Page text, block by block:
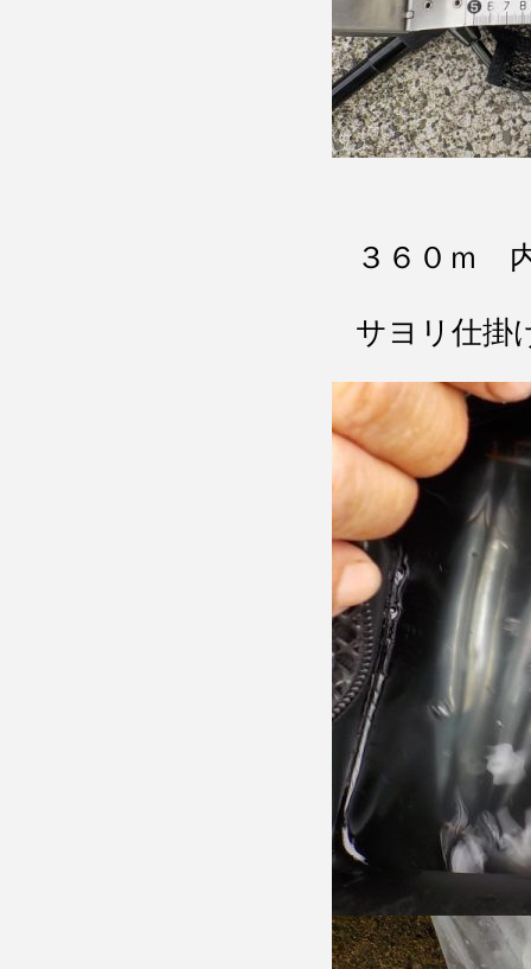
３６０ｍ
サヨリ仕掛